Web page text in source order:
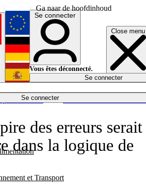
Ga naar de hoofdinhoud
Close menu
Se connecter
et Transport
Économie
English
Deutsch
Español
Se connecter
Vous êtes déconnecté.
Se connecter
des erreurs serait
dans la logique de